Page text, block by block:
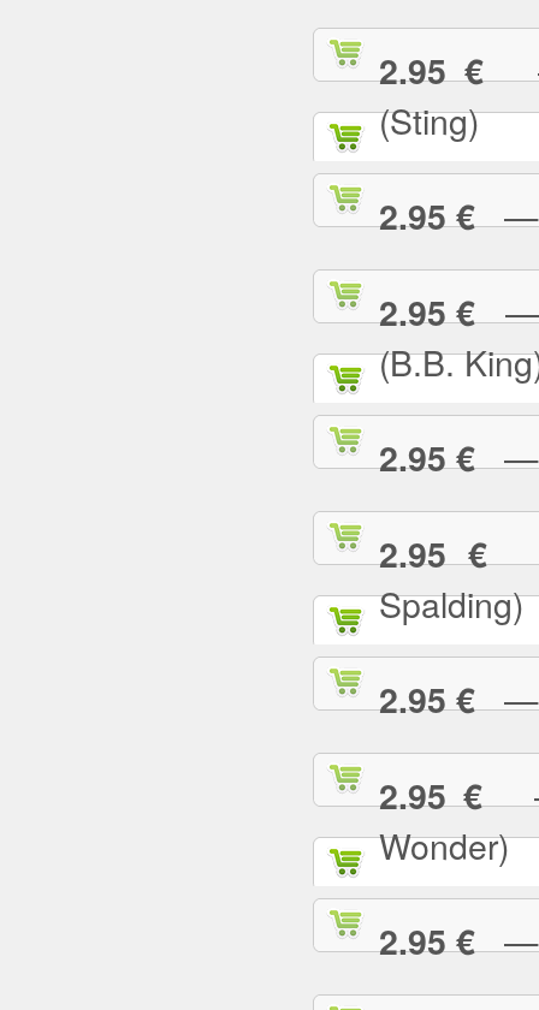
2.95 €—
(Sting)
2.95 €— I
2.95 €— I
(B.B.
2.95 €— I
2.95 €—
Spalding)
2.95 €— I
2.95 €—
Wonder)
2.95 €—